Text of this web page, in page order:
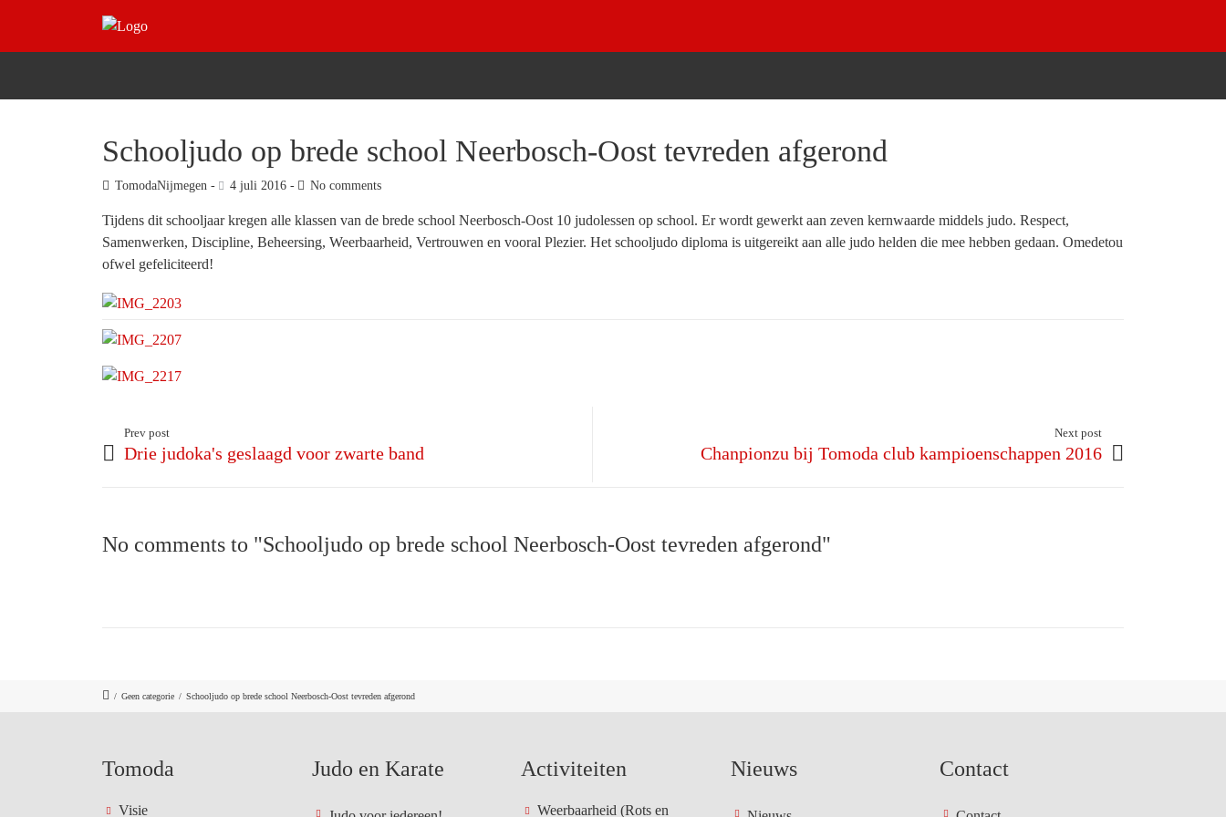
Schooljudo op brede school Neerbosch-Oost tevreden afgerond
TomodaNijmegen 4 juli 2016 No comments
Tijdens dit schooljaar kregen alle klassen van de brede school Neerbosch-Oost 10 judolessen op school. Er wordt gewerkt aan zeven kernwaarde middels judo. Respect,
Samenwerken, Discipline, Beheersing, Weerbaarheid, Vertrouwen en vooral Plezier. Het schooljudo diploma is uitgereikt aan alle judo helden die mee hebben gedaan. Omedetou
ofwel gefeliciteerd!
Prev post
Drie judoka's geslaagd voor zwarte band
Next post
Chanpionzu bij Tomoda club kampioenschappen 2016
No comments to "Schooljudo op brede school Neerbosch-Oost tevreden afgerond"
/ Geen categorie / Schooljudo op brede school Neerbosch-Oost tevreden afgerond
Tomoda
Visie
Judo en Karate Activiteiten
Weerbaarheid (Rots en
Nieuws Contact